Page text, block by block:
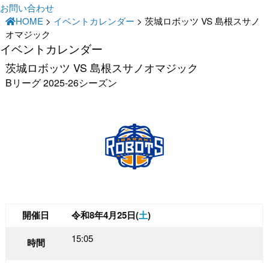
お問い合わせ
HOME > イベントカレンダー >茨城ロボッツ VS 島根スサノ
オマジック
イベントカレンダー
茨城ロボッツ VS 島根スサノオマジック
Bリーグ 2025-26シーズン
開催日 令和8年4月25日(土)
時間 15:05